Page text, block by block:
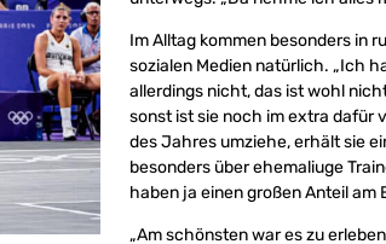
Im Alltag kommen besonders in
sozialen Medien natürlich. „Ich
allerdings nicht, das ist wohl
sonst ist sie noch im extra dafür
des Jahres umziehe, erhält sie
besonders über ehemaliuge
haben ja einen großen Anteil am
„Am schönsten war es zu